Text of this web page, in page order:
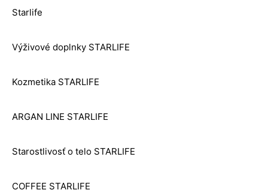
Starlife
Výživové doplnky STARLIFE
Kozmetika STARLIFE
ARGAN LINE STARLIFE
Starostlivosť o telo STARLIFE
COFFEE STARLIFE